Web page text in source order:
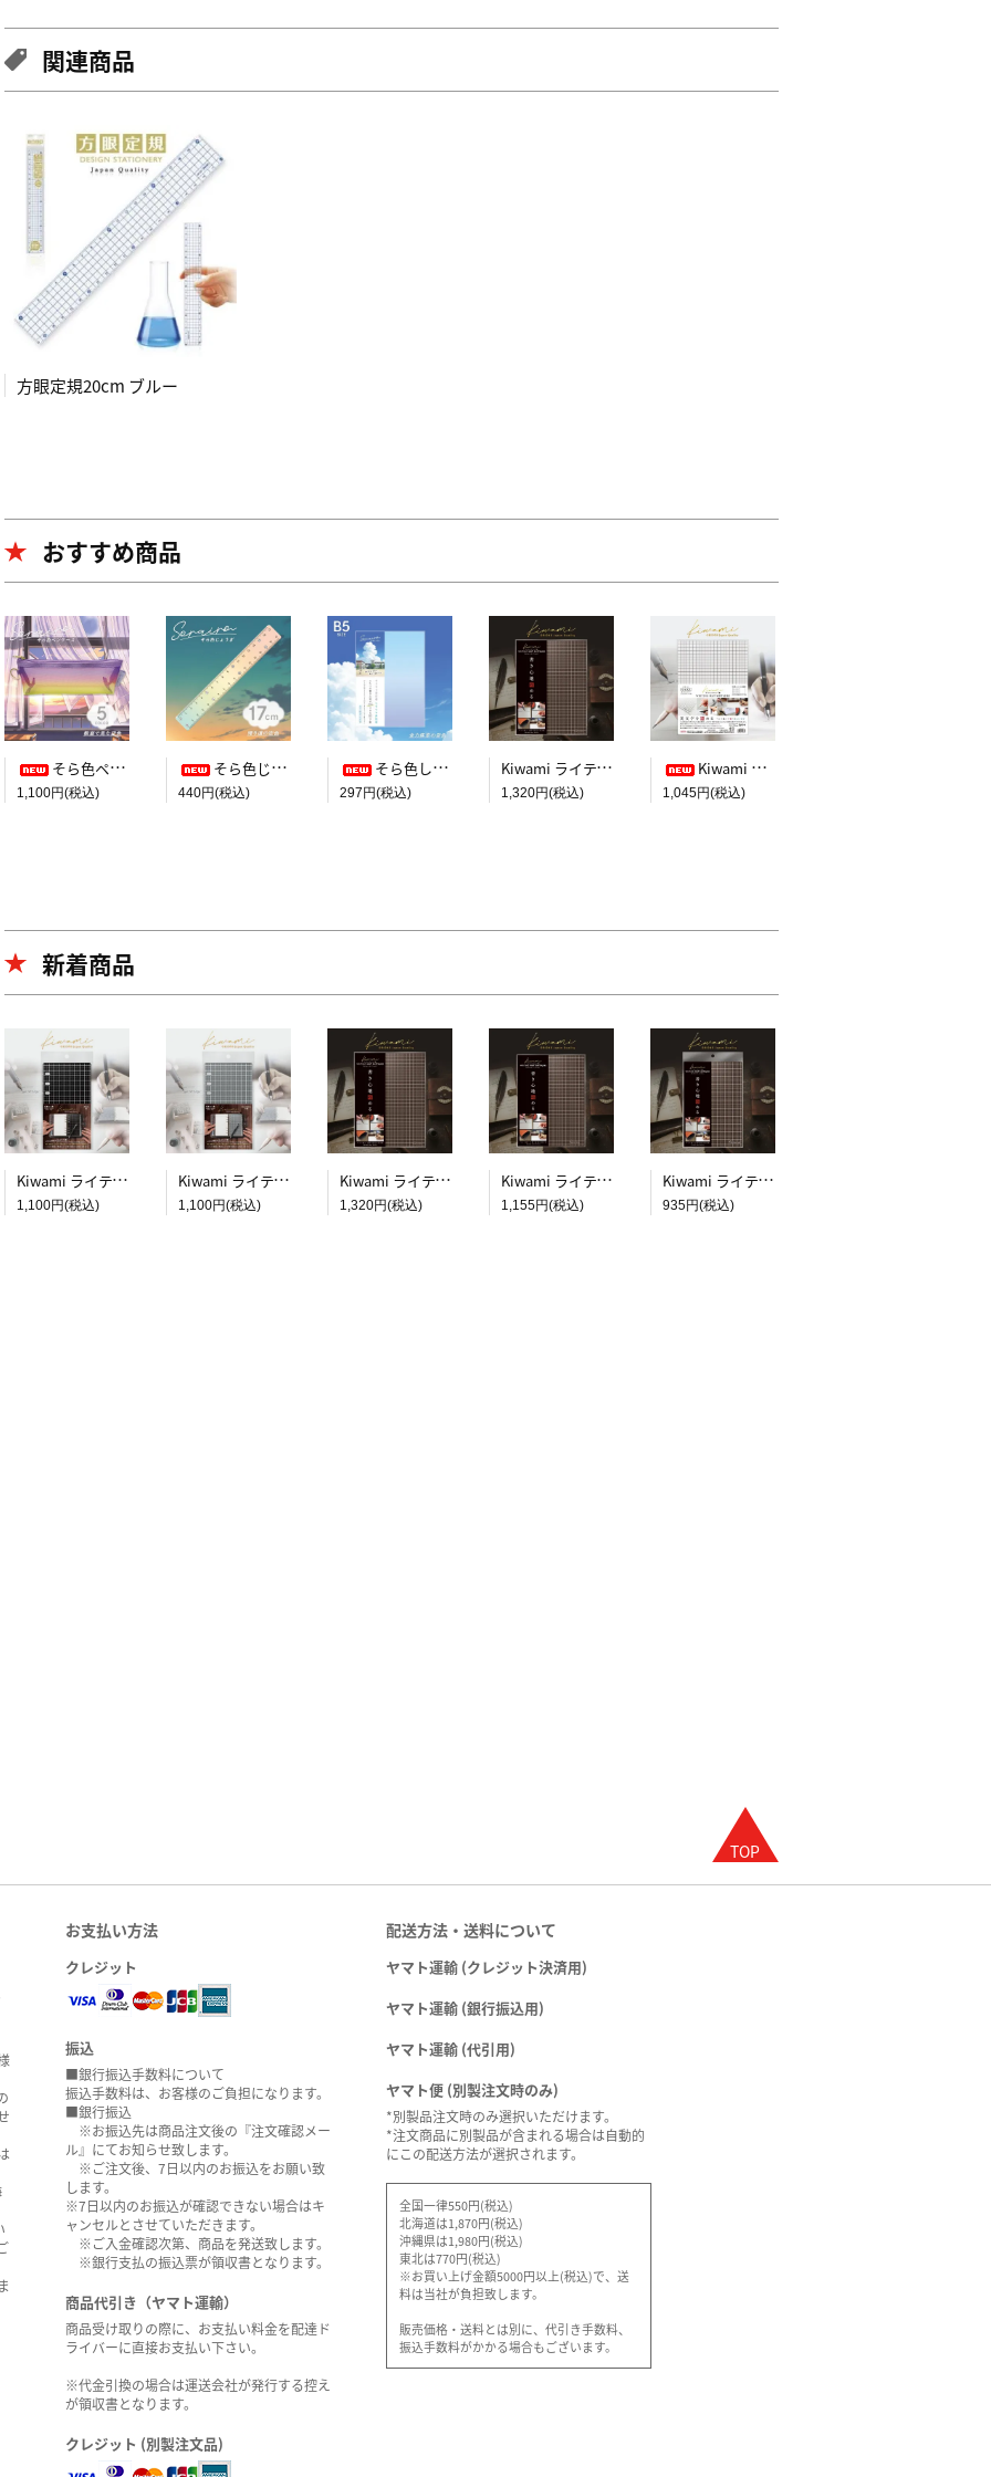
関連商品
方眼定規20cm ブルー
おすすめ商品
そら色ペンケース【教室で見た空色】
1,100円(税込)
そら色じょうぎ【帰り道の空色】
440円(税込)
そら色したじき B5判【全力疾走の空色】
297円(税込)
Kiwami ライティングマット下敷 A4+【ブラウン&キャメル】
1,320円(税込)
Kiwami ライティングマット下敷 HAKU白薄【A4+方眼】
1,045円(税込)
新着商品
Kiwami ライティングマット下敷 システム手帳バイブルサイズ【黒】
1,100円(税込)
Kiwami ライティングマット下敷 システム手帳バイブルサイズ【月影】
1,100円(税込)
Kiwami ライティングマット下敷 A4+【ブラウン&キャメル】
1,320円(税込)
Kiwami ライティングマット下敷 B5+【ブラウン&キャメル】
1,155円(税込)
Kiwami ライティングマット下敷 A5【ブラウン&キャメル】
935円(税込)
お支払い方法
クレジット
振込
■銀行振込手数料について
振込手数料は、お客様のご負担になります。
■銀行振込
※お振込先は商品注文後の『注文確認メー
ル』にてお知らせ致します。
※ご注文後、7日以内のお振込をお願い致
します。
※7日以内のお振込が確認できない場合はキ
ャンセルとさせていただきます。
※ご入金確認次第、商品を発送致します。
※銀行支払の振込票が領収書となります。
商品代引き（ヤマト運輸）
商品受け取りの際に、お支払い料金を配達ド
ライバーに直接お支払い下さい。
※代金引換の場合は運送会社が発行する控え
が領収書となります。
クレジット (別製注文品)
配送方法・送料について
ヤマト運輸 (クレジット決済用)
ヤマト運輸 (銀行振込用)
ヤマト運輸 (代引用)
ヤマト便 (別製注文時のみ)
*別製品注文時のみ選択いただけます。
*注文商品に別製品が含まれる場合は自動的
にこの配送方法が選択されます。
全国一律550円(税込)
北海道は1,870円(税込)
沖縄県は1,980円(税込)
東北は770円(税込)
※お買い上げ金額5000円以上(税込)で、送
料は当社が負担致します。
販売価格・送料とは別に、代引き手数料、
振込手数料がかかる場合もございます。